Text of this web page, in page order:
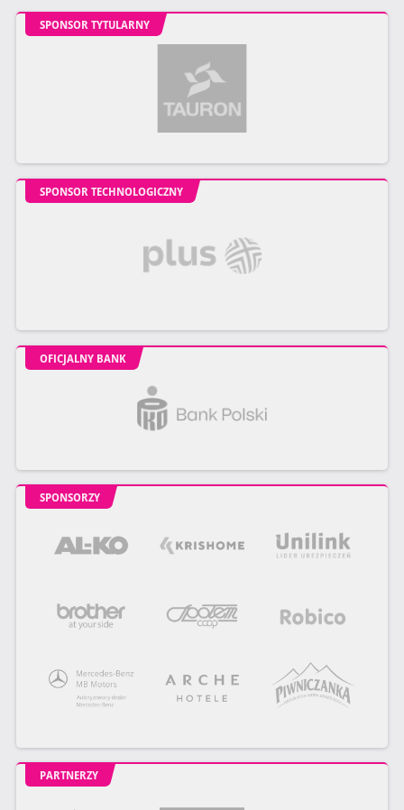
SPONSOR TYTULARNY
SPONSOR TECHNOLOGICZNY
OFICJALNY BANK
SPONSORZY
PARTNERZY